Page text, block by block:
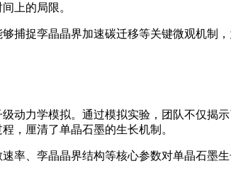
上的局限。
捕捉孪晶晶界加速碳迁移等关键微观机制
动力学模拟。通过模拟实验，团队不仅揭
，厘清了单晶石墨的生长机制。
率、孪晶晶界结构等核心参数对单晶石墨